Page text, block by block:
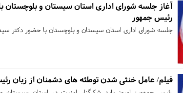
آغاز جلسه شورای اداری استان سیستان و بلوچستان
رئیس جمهور
جلسه شورای اداری استان سیستان و بلوچستان با حضور دکتر
فیلم/ عامل خنثی شدن توطئه های دشمنان از زبان